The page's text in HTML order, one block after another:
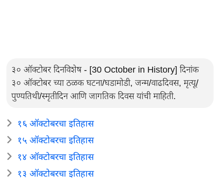
३० ऑक्टोबर दिनविशेष - [30 October in History] दिनांक
३० ऑक्टोबर च्या ठळक घटना/घडामोडी, जन्म/वाढदिवस, मृत्यू/
पुण्यतिथी/स्मृतीदिन आणि जागतिक दिवस यांची माहिती.
१६ ऑक्टोबरचा इतिहास
१५ ऑक्टोबरचा इतिहास
१४ ऑक्टोबरचा इतिहास
१३ ऑक्टोबरचा इतिहास